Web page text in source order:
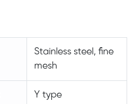
Stainless steel, fine
mesh
Y type